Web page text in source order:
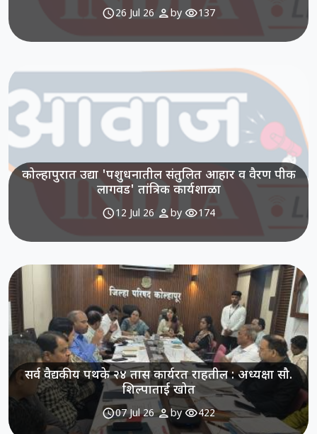
schedule26 Jul 26 personby visibility137
कोल्हापुरात उद्या 'पशुधनातील संतुलित आहार व वैरण पीक
लागवड' तांत्रिक कार्यशाळा
schedule12 Jul 26 personby visibility174
सर्व वैद्यकीय पथके २४ तास कार्यरत राहतील : अध्यक्षा सौ.
शिल्पाताई खोत
schedule07 Jul 26 personby visibility422